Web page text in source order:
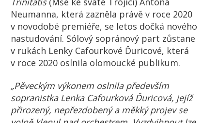
Neumanna, která zazněla právě v roce 2020
v novodobé premiéře, se letos dočká nového
nastudování. Sólový sopránový part zůstane
v rukách Lenky Cafourkové Ďuricové, která
v roce 2020 oslnila olomoucké publikum.
„Pěveckým výkonem oslnila především
sopranistka Lenka Cafourková Ďuricová, jejíž
přirozený, nepřezdobený a měkký projev se